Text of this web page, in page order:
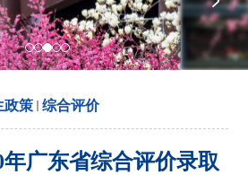
政策 综合评价
广东省综合评价录取